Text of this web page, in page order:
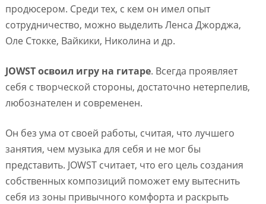
продюсером. Среди тех, с кем он имел опыт
сотрудничество, можно выделить Ленса Джорджа,
Оле Стокке, Вайкики, Николина и др.
JOWST освоил игру на гитаре. Всегда проявляет
себя с творческой стороны, достаточно нетерпелив,
любознателен и современен.
Он без ума от своей работы, считая, что лучшего
занятия, чем музыка для себя и не мог бы
представить. JOWST считает, что его цель создания
собственных композиций поможет ему вытеснить
себя из зоны привычного комфорта и раскрыть